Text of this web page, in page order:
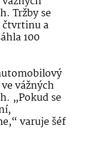
Tržby se
čtvrtinu a
100
vážných
„Pokud se
varuje šéf